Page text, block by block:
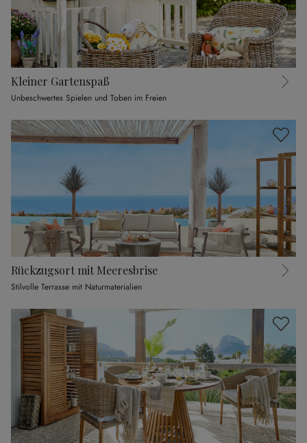
Kleiner Gartenspaß
Unbeschwertes Spielen und Toben im Freien
Rückzugsort mit Meeresbrise
Stilvolle Terrasse mit Naturmaterialien